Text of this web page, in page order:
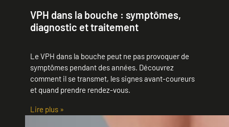
VPH dans la bouche : symptômes,
diagnostic et traitement
Le VPH dans la bouche peut ne pas provoquer de
symptômes pendant des années. Découvrez
comment il se transmet, les signes avant-coureurs
et quand prendre rendez-vous.
Lire plus »